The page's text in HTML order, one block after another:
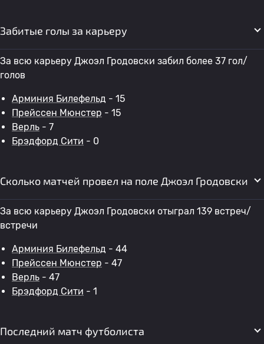
Забитые голы за карьеру
За всю карьеру Джоэл Гродовски забил более 37 гол/
голов
Арминия Билефельд - 15
Прейссен Мюнстер - 15
Верль - 7
Брэдфорд Сити - 0
Сколько матчей провел на поле Джоэл Гродовски
За всю карьеру Джоэл Гродовски отыграл 139 встреч/
встречи
Арминия Билефельд - 44
Прейссен Мюнстер - 47
Верль - 47
Брэдфорд Сити - 1
Последний матч футболиста